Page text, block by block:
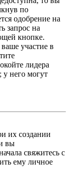
по
одобрение на
запрос на
кнопке.
участие в
лидера
у него могут
их создании
вы
свяжитесь с
ему личное